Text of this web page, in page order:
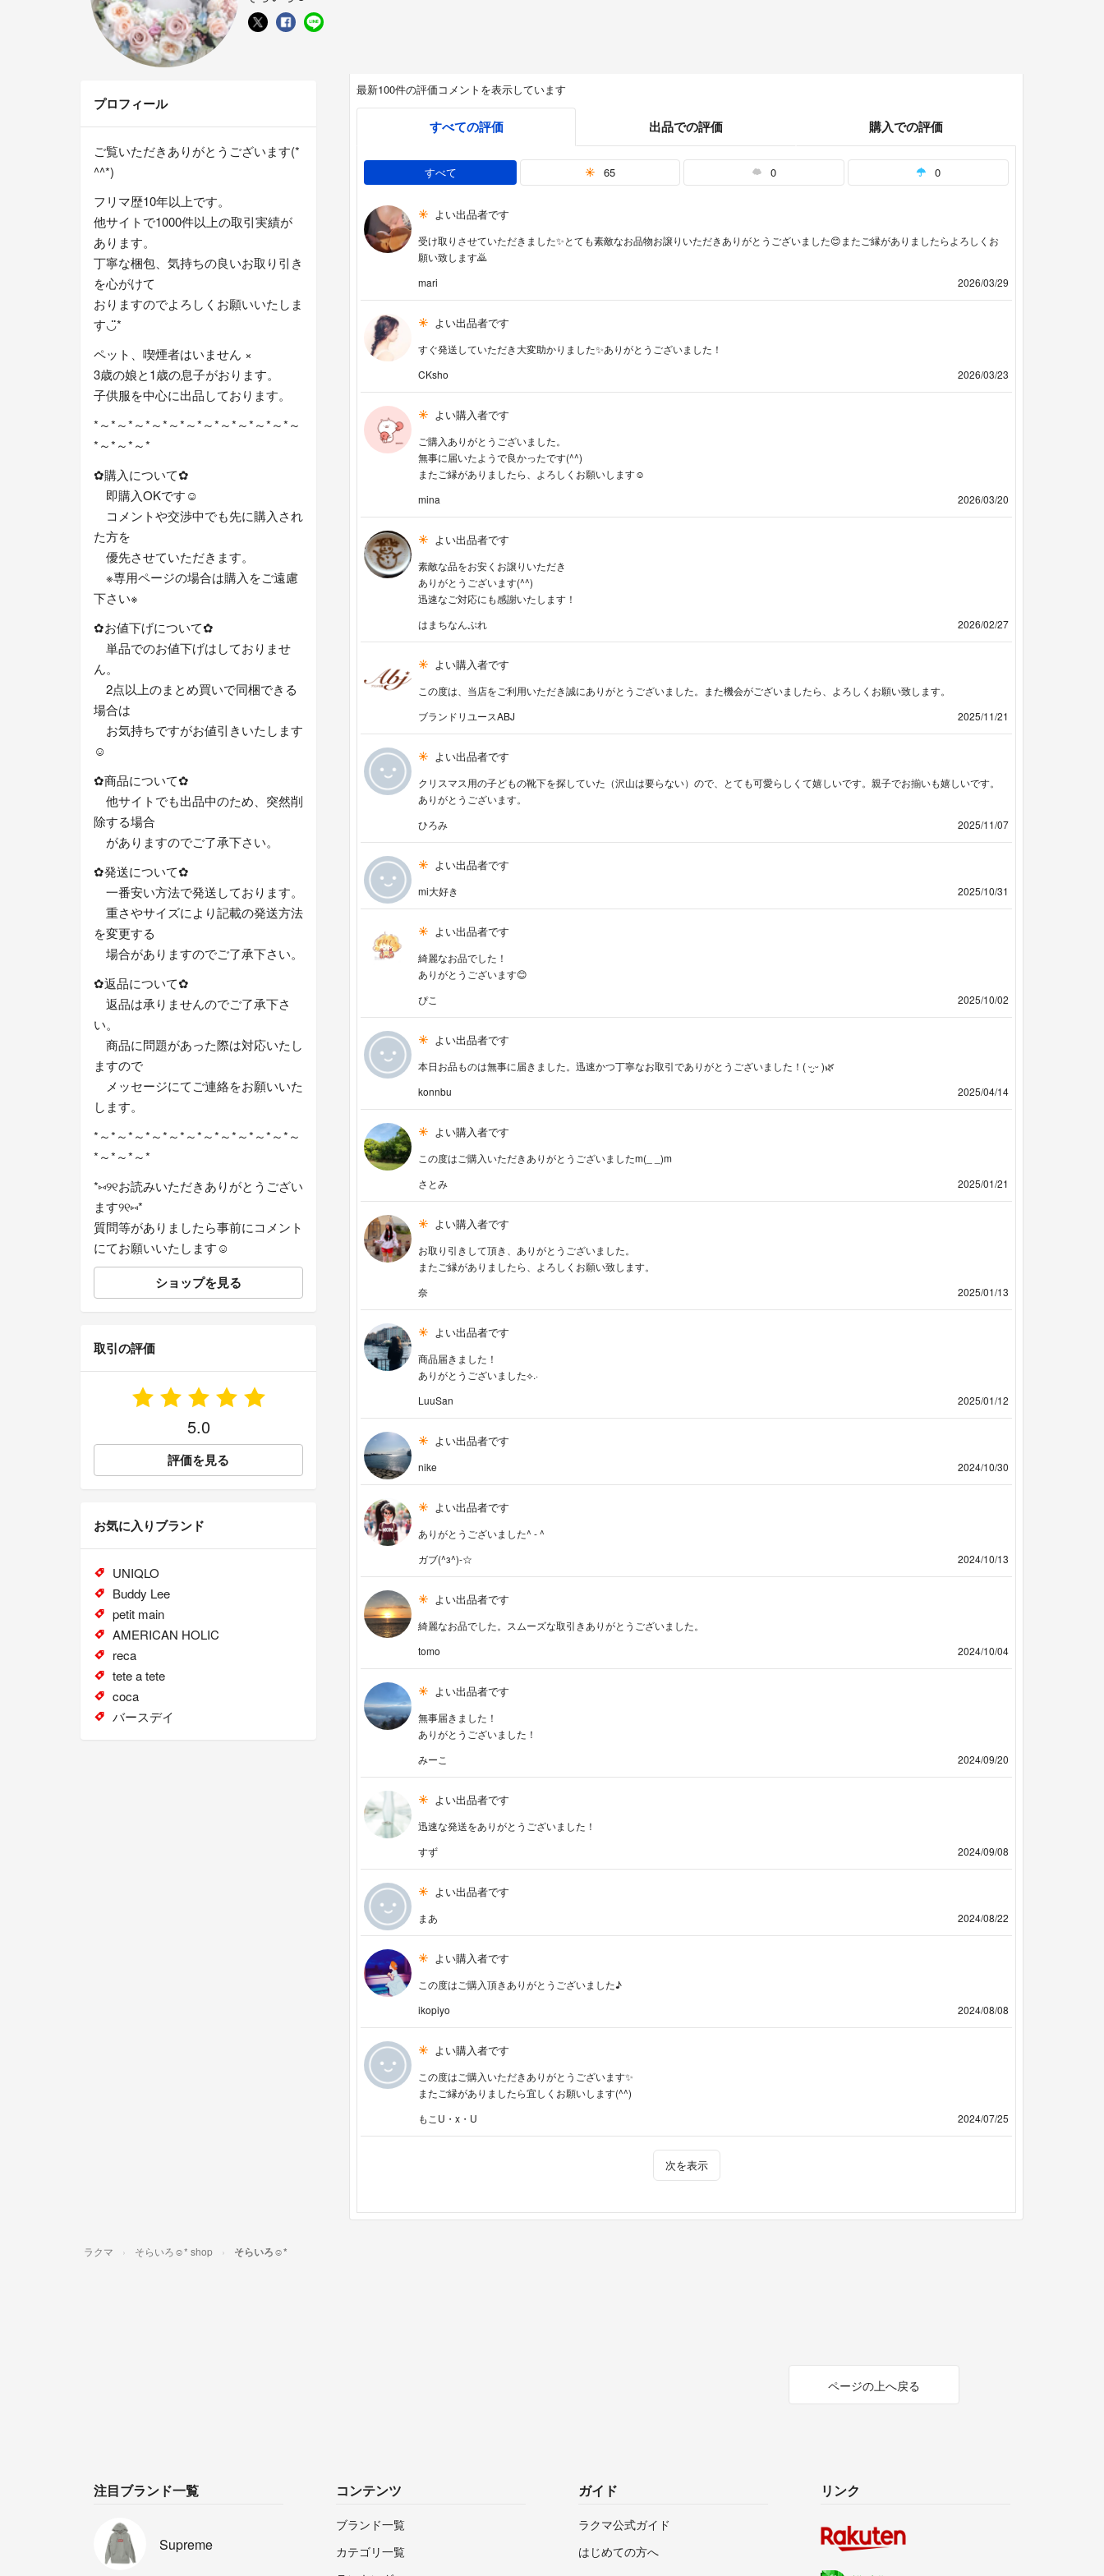
最新100件の評価コメントを表示しています
すべての評価 出品での評価 購入での評価
すべて 65 0 0
よい出品者です
受け取りさせていただきました✨とても素敵なお品物お譲りいただきありがとうございました😊またご縁がありましたらよろしくお
願い致します🙇
mari
2026/03/29
よい出品者です
すぐ発送していただき大変助かりました✨ありがとうございました！
CKsho
2026/03/23
よい購入者です
ご購入ありがとうございました。
無事に届いたようで良かったです(^^)
またご縁がありましたら、よろしくお願いします☺︎
mina
2026/03/20
よい出品者です
素敵な品をお安くお譲りいただき
ありがとうございます(^^)
迅速なご対応にも感謝いたします！
はまちなんぷれ
2026/02/27
よい購入者です
この度は、当店をご利用いただき誠にありがとうございました。また機会がございましたら、よろしくお願い致します。
ブランドリユースABJ
2025/11/21
よい出品者です
クリスマス用の子どもの靴下を探していた（沢山は要らない）ので、とても可愛らしくて嬉しいです。親子でお揃いも嬉しいです。
ありがとうございます。
ひろみ
2025/11/07
よい出品者です
mi大好き 2025/10/31
よい出品者です
綺麗なお品でした！
ありがとうございます😊
ぴこ
2025/10/02
よい出品者です
本日お品ものは無事に届きました。迅速かつ丁寧なお取引でありがとうございました！( ᵕ·̮ᵕ )🌿
konnbu
2025/04/14
よい購入者です
この度はご購入いただきありがとうございましたm(_ _)m
さとみ
2025/01/21
よい購入者です
お取り引きして頂き、ありがとうございました。
またご縁がありましたら、よろしくお願い致します。
奈
2025/01/13
よい出品者です
商品届きました！
ありがとうございました⟡.·
LuuSan
2025/01/12
よい出品者です
nike 2024/10/30
よい出品者です
ありがとうございました^ - ^
ガブ(^з^)-☆
2024/10/13
よい出品者です
綺麗なお品でした。スムーズな取引きありがとうございました。
tomo
2024/10/04
よい出品者です
無事届きました！
ありがとうございました！
みーこ
2024/09/20
よい出品者です
迅速な発送をありがとうございました！
すず
2024/09/08
よい出品者です
まあ 2024/08/22
よい購入者です
この度はご購入頂きありがとうございました♪
ikopiyo
2024/08/08
よい購入者です
この度はご購入いただきありがとうございます✨
またご縁がありましたら宜しくお願いします(^^)
もこU・x・U
2024/07/25
次を表示
プロフィール
ご覧いただきありがとうございます(*
^^*)
フリマ歴10年以上です。
他サイトで1000件以上の取引実績が
あります。
丁寧な梱包、気持ちの良いお取り引き
を心がけて
おりますのでよろしくお願いいたしま
す◡̈*
ペット、喫煙者はいません ×
3歳の娘と1歳の息子がおります。
子供服を中心に出品しております。
*～*～*～*～*～*～*～*～*～*～*～*～
*～*～*～*
✿購入について‪✿
即購入OKです☺︎
コメントや交渉中でも先に購入され
た方を
優先させていただきます。
※専用ページの場合は購入をご遠慮
下さい※
︎✿お値下げについて︎✿
単品でのお値下げはしておりませ
ん。
2点以上のまとめ買いで同梱できる
場合は
お気持ちですがお値引きいたします
☺︎
✿商品について‪✿
他サイトでも出品中のため、突然削
除する場合
がありますのでご了承下さい。
︎✿発送について︎✿
一番安い方法で発送しております。
重さやサイズにより記載の発送方法
を変更する
場合がありますのでご了承下さい。
︎✿返品について︎✿
返品は承りませんのでご了承下さ
い。
商品に問題があった際は対応いたし
ますので
メッセージにてご連絡をお願いいた
します。
*～*～*～*～*～*～*～*～*～*～*～*～
*～*～*～*
*⑅୨୧お読みいただきありがとうござい
ます୨୧⑅*
質問等がありましたら事前にコメント
にてお願いいたします☺︎
ショップを見る
取引の評価
5.0
評価を見る
お気に入りブランド
UNIQLO
Buddy Lee
petit main
AMERICAN HOLIC
reca
tete a tete
coca
バースデイ
ラクマ そらいろ☺︎* shop そらいろ☺︎*
ページの上へ戻る
注目ブランド一覧
Supreme
コンテンツ
ブランド一覧
カテゴリ一覧
ガイド
ラクマ公式ガイド
はじめての方へ
リンク